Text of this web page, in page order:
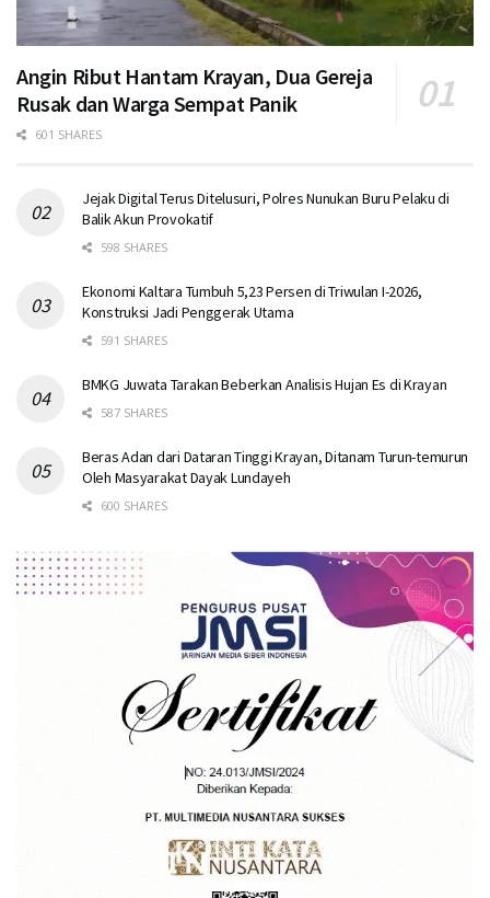
Angin Ribut Hantam Krayan, Dua Gereja
Rusak dan Warga Sempat Panik
601 SHARES
Jejak Digital Terus Ditelusuri, Polres Nunukan Buru Pelaku di
Balik Akun Provokatif
598 SHARES
Ekonomi Kaltara Tumbuh 5,23 Persen di Triwulan I-2026,
Konstruksi Jadi Penggerak Utama
591 SHARES
BMKG Juwata Tarakan Beberkan Analisis Hujan Es di Krayan
587 SHARES
Beras Adan dari Dataran Tinggi Krayan, Ditanam Turun-temurun
Oleh Masyarakat Dayak Lundayeh
600 SHARES